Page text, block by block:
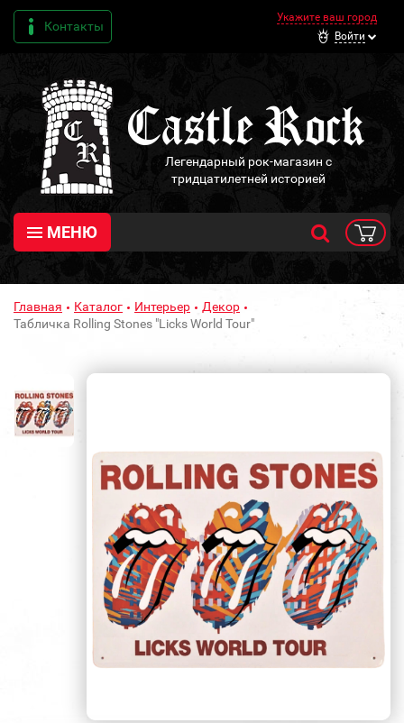
Контакты
Укажите ваш город
Войти
Легендарный рок-магазин с
тридцатилетней историей
МЕНЮ
Главная Каталог Интерьер
Декор
Табличка Rolling Stones "Licks World Tour"